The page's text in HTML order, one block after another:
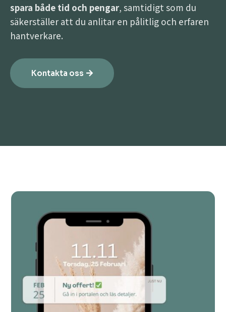
spara både tid och pengar, samtidigt som du
säkerställer att du anlitar en pålitlig och erfaren
hantverkare.
Kontakta oss